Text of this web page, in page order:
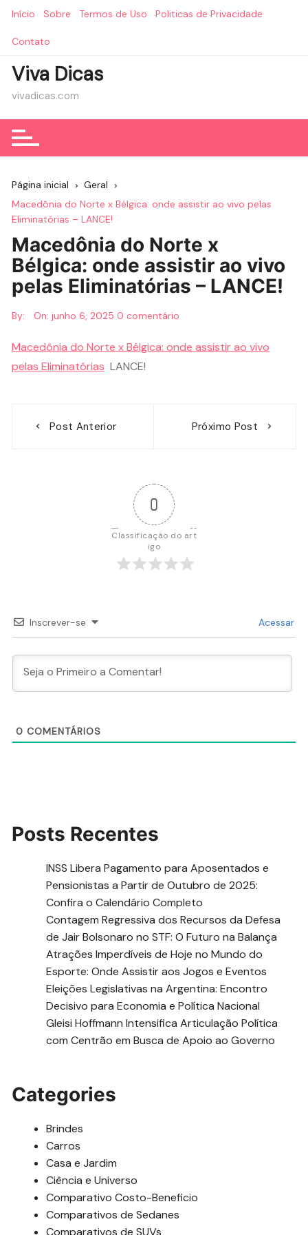
Início Sobre Termos de Uso Politicas de Privacidade
Contato
Viva Dicas
vivadicas.com
Página inicial
Geral
Macedônia do Norte x Bélgica: onde assistir ao vivo pelas
Eliminatórias – LANCE!
Macedônia do Norte x
Bélgica: onde assistir ao vivo
pelas Eliminatórias – LANCE!
By: On:junho 6, 2025 0 comentário
Macedônia do Norte x Bélgica: onde assistir ao vivo
pelas Eliminatórias LANCE!
Post Anterior Próximo Post
0
Classificação do art
igo
Inscrever-se Acessar
0 COMENTÁRIOS
Posts Recentes
INSS Libera Pagamento para Aposentados e
Pensionistas a Partir de Outubro de 2025:
Confira o Calendário Completo
Contagem Regressiva dos Recursos da Defesa
de Jair Bolsonaro no STF: O Futuro na Balança
Atrações Imperdíveis de Hoje no Mundo do
Esporte: Onde Assistir aos Jogos e Eventos
Eleições Legislativas na Argentina: Encontro
Decisivo para Economia e Política Nacional
Gleisi Hoffmann Intensifica Articulação Política
com Centrão em Busca de Apoio ao Governo
Categories
Brindes
Carros
Casa e Jardim
Ciência e Universo
Comparativo Costo-Beneficio
Comparativos de Sedanes
Comparativos de SUVs